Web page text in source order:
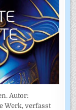
Autor:
Werk, verfasst